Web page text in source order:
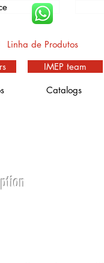
Catalogs
IMEP team